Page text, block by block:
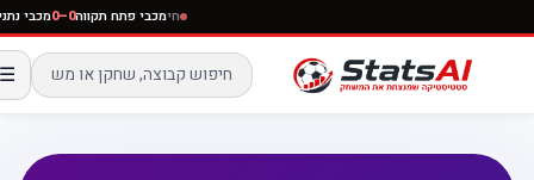
חימכבי פתח תקווה0–0 מכבי
☰